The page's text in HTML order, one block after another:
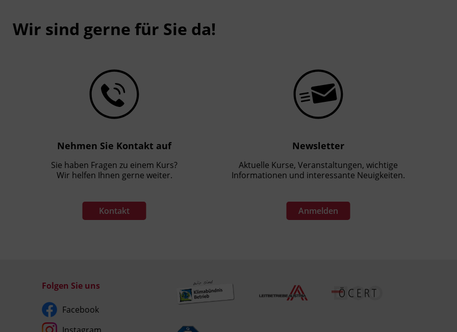
Wir sind gerne für Sie da!
Nehmen Sie Kontakt auf
Sie haben Fragen zu einem Kurs?
Wir helfen Ihnen gerne weiter.
Kontakt
Newsletter
Aktuelle Kurse, Veranstaltungen, wichtige
Informationen und interessante Neuigkeiten.
Anmelden
Folgen Sie uns
Facebook